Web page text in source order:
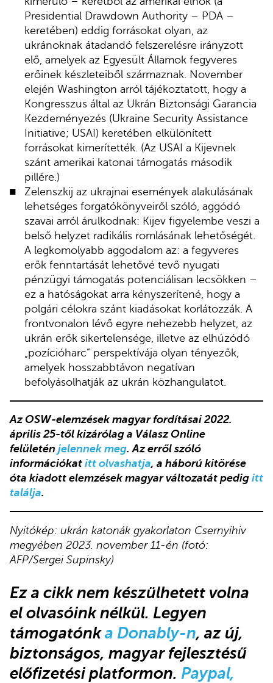
Presidential Drawdown Authority – PDA –
keretében) eddig forrásokat olyan, az
ukránoknak átadandó felszerelésre irányzott
elő, amelyek az Egyesült Államok fegyveres
erőinek készleteiből származnak. November
elején Washington arról tájékoztatott, hogy a
Kongresszus által az Ukrán Biztonsági Garancia
Kezdeményezés (Ukraine Security Assistance
Initiative; USAI) keretében elkülönített
forrásokat kimerítették. (Az USAI a Kijevnek
szánt amerikai katonai támogatás második
pillére.)
Zelenszkij az ukrajnai események alakulásának
lehetséges forgatókönyveiről szóló, aggódó
szavai arról árulkodnak: Kijev figyelembe veszi a
belső helyzet radikális romlásának lehetőségét.
A legkomolyabb aggodalom az: a fegyveres
erők fenntartását lehetővé tevő nyugati
pénzügyi támogatás potenciálisan lecsökken –
ez a hatóságokat arra kényszerítené, hogy a
polgári célokra szánt kiadásokat korlátozzák. A
frontvonalon lévő egyre nehezebb helyzet, az
ukrán erők sikertelensége, illetve az elhúzódó
„pozícióharc” perspektívája olyan tényezők,
amelyek hosszabbtávon negatívan
befolyásolhatják az ukrán közhangulatot.
Az OSW-elemzések magyar fordításai 2022.
április 25-től kizárólag a Válasz Online
felületén jelennek meg. Az erről szóló
információkat itt olvashatja, a háború kitörése
óta kiadott elemzések magyar változatát pedig itt
találja.
Nyitókép: ukrán katonák gyakorlaton Csernyihiv
megyében 2023. november 11-én (fotó:
AFP/Sergei Supinsky)
Ez a cikknem készülhetett volna
el olvasóink nélkül. Legyen
támogatónka Donably-n, az új,
biztonságos, magyar fejlesztésű
előfizetési platformon. Paypal,